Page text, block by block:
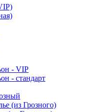
- VIP
- стандарт
(из Грозного)